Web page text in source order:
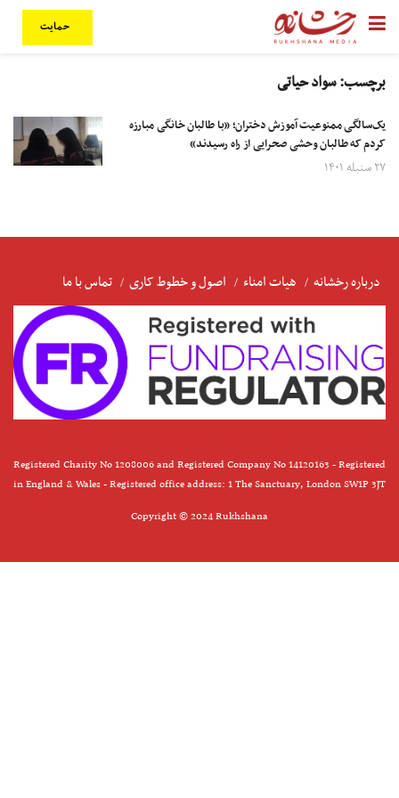
حمایت
برچسب:سواد حیاتی
یک‌سالگی ممنوعیت آموزش دختران؛ «با طالبان خانگی مبارزه
کردم که طالبان وحشی صحرایی از راه رسیدند»
۲۷ سنبله ۱۴۰۱
درباره رخشانه هیات امناء اصول و خطوط کاری تماس با ما
Registered Charity No 1208006 and Registered Company No 14120163 - Registered
in England & Wales - Registered office address: 1 The Sanctuary, London SW1P 3JT
Copyright © 2024 Rukhshana